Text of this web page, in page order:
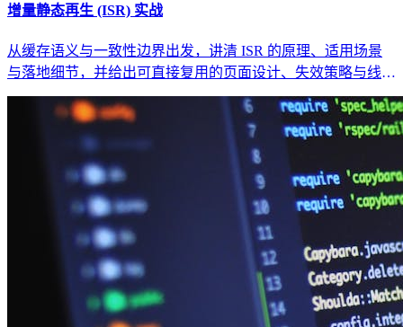
增量静态再生 (ISR) 实战
从缓存语义与一致性边界出发，讲清 ISR 的原理、适用场景
与落地细节，并给出可直接复用的页面设计、失效策略与线上
排障方法。